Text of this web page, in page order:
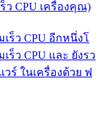
ว CPU เครื่องคุณ)
ร็ว CPU อีกหนึ่งโ
ว CPU และ ยังรว
ร์ ในเครื่องด้วย ฟ